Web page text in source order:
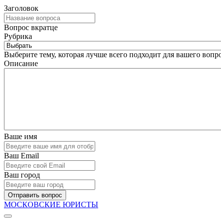
Заголовок
Вопрос вкратце
Рубрика
Выберите тему, которая лучше всего подходит для вашего
Описание
Ваше имя
Ваш Email
Ваш город
Отправить вопрос
МОСКОВСКИЕ ЮРИСТЫ